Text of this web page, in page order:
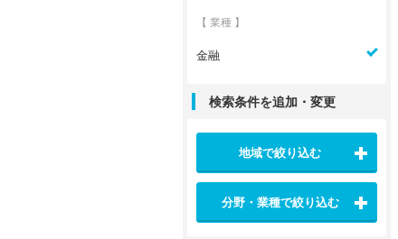
【 業種 】
金融
検索条件を追加・変更
地域で絞り込む
分野・業種で絞り込む